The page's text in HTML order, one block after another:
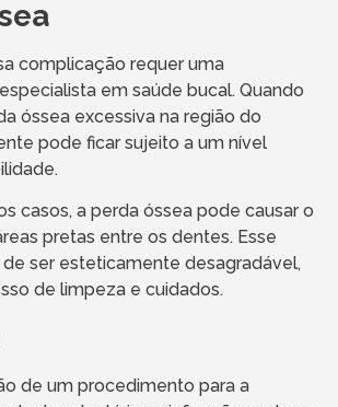
complicação requer uma
em saúde bucal. Quando
óssea excessiva na região do
pode ficar sujeito a um nível
casos, a perda óssea pode causar o
pretas entre os dentes. Esse
ser esteticamente desagradável,
de limpeza e cuidados.
de um procedimento para a